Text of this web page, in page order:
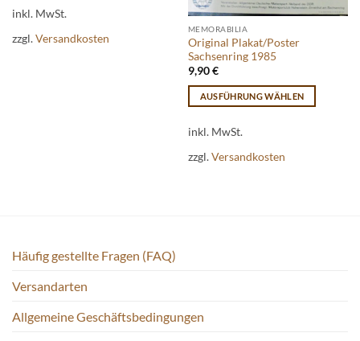
Produkt
mehrere
inkl. MwSt.
zzgl.Versandkosten
MEMORABILIA
Original Plakat/Poster
Sachsenring 1985
9,90€
AUSFÜHRUNG WÄHLEN
Produkt
mehrere
gewählt
inkl. MwSt.
zzgl.Versandkosten
Häufig gestellte Fragen (FAQ)
Versandarten
Allgemeine Geschäftsbedingungen